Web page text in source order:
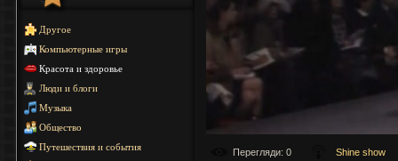
Другое
Компьютерные игры
Красота и здоровье
Люди и блоги
Музыка
Общество
Путешествия и события
Перегляди: 0 Shine show